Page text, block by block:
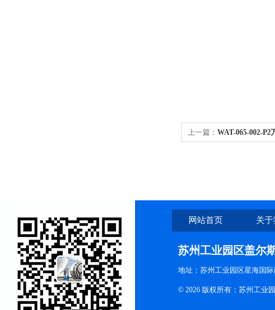
上一篇： WAT-065-002-
网站首页 关
苏州工业园区盖尔
地址：苏州工业园区星海国
© 2026 版权所有：苏州工业